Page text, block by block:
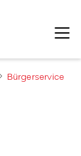
Bürgerservice